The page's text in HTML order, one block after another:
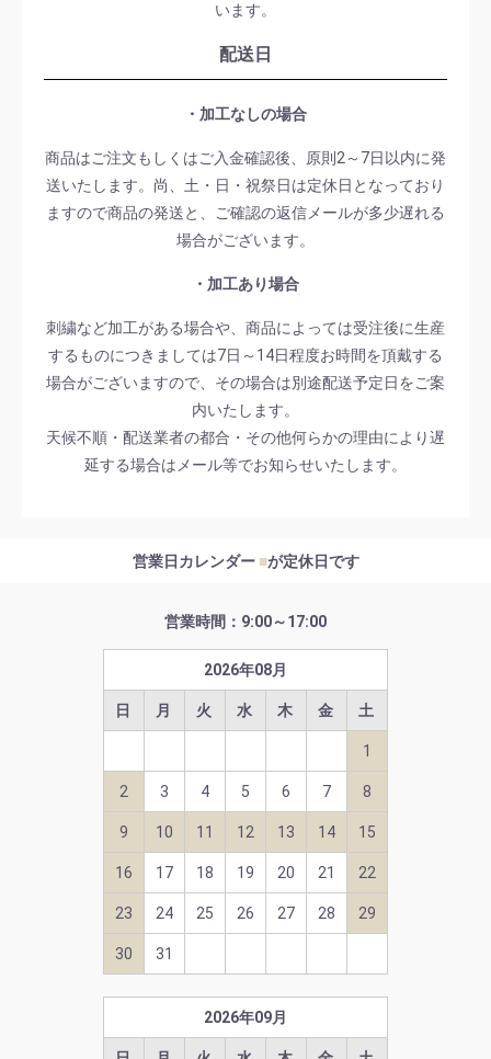
います。
配送日
・加工なしの場合
商品はご注文もしくはご入金確認後、原則2～7日以内に発
送いたします。尚、土・日・祝祭日は定休日となっており
ますので商品の発送と、ご確認の返信メールが多少遅れる
場合がございます。
・加工あり場合
刺繍など加工がある場合や、商品によっては受注後に生産
するものにつきましては7日～14日程度お時間を頂戴する
場合がございますので、その場合は別途配送予定日をご案
内いたします。
天候不順・配送業者の都合・その他何らかの理由により遅
延する場合はメール等でお知らせいたします。
営業日カレンダー ■が定休日です
営業時間：9:00～17:00
2026年08月
日 月 火 水 木 金 土
1
2 3 4 5 6 7 8
9 10 11 12 13 14 15
16 17 18 19 20 21 22
23 24 25 26 27 28 29
30 31
2026年09月